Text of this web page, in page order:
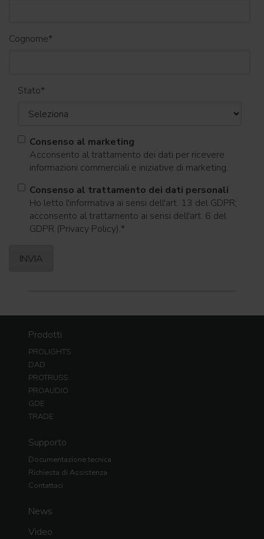
Cognome*
Stato*
Consenso al marketing
Acconsento al trattamento dei dati per ricevere
informazioni commerciali e iniziative di marketing.
Consenso al trattamento dei dati personali
Ho letto l'informativa ai sensi dell'art. 13 del GDPR;
acconsento al trattamento ai sensi dell'art. 6 del
GDPR (Privacy Policy).*
Prodotti
PROLIGHTS
DAD
PROTRUSS
PROAUDIO
GDE
TRADE
Supporto
Documentazione tecnica
Richiesta di Assistenza
Contattaci
News
Video